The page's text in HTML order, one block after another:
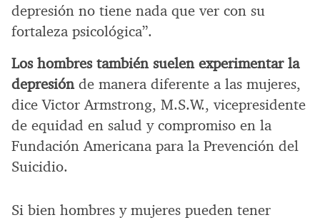
depresión no tiene nada que ver con su
fortaleza psicológica”.
Los hombres también suelen experimentar la
depresiónde manera diferente a las mujeres,
dice Victor Armstrong, M.S.W., vicepresidente
de equidad en salud y compromiso en la
Fundación Americana para la Prevención del
Suicidio.
Si bien hombres y mujeres pueden tener